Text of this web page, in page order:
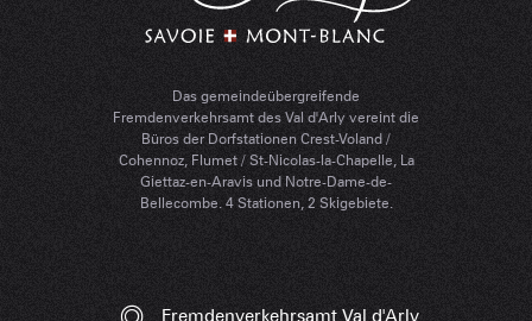
Das gemeindeübergreifende
Fremdenverkehrsamt des Val d'Arly vereint die
Büros der Dorfstationen Crest-Voland /
Cohennoz, Flumet / St-Nicolas-la-Chapelle, La
Giettaz-en-Aravis und Notre-Dame-de-
Bellecombe. 4 Stationen, 2 Skigebiete.
Fremdenverkehrsamt Val d'Arly